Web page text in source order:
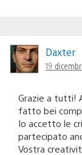
Daxter
19
Grazie a tutti!
fatto bei
Io accetto le
partecipato
Vostra